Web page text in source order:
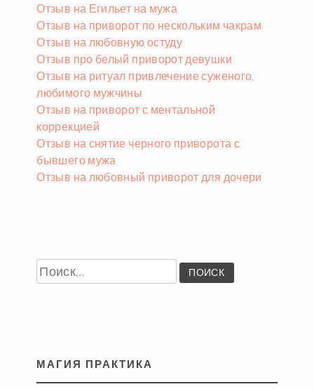
Отзыв на Егильет на мужа
Отзыв на приворот по нескольким чакрам
Отзыв на любовную остуду
Отзыв про белый приворот девушки
Отзыв на ритуал привлечение суженого,
любимого мужчины
Отзыв на приворот с ментальной
коррекцией
Отзыв на снятие черного приворота с
бывшего мужа
Отзыв на любовный приворот для дочери
Найти:
МАГИЯ ПРАКТИКА